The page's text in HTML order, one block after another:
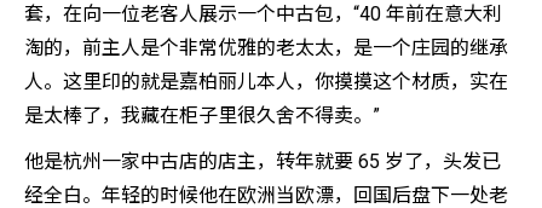
套，在向一位老客人展示一个中古包，“40 年前在意大利
淘的，前主人是个非常优雅的老太太，是一个庄园的继承
人。这里印的就是嘉柏丽儿本人，你摸摸这个材质，实在
是太棒了，我藏在柜子里很久舍不得卖。”
他是杭州一家中古店的店主，转年就要 65 岁了，头发已
经全白。年轻的时候他在欧洲当欧漂，回国后盘下一处老